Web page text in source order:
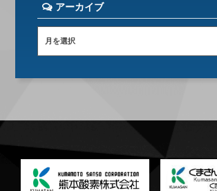
アーカイブ
月を選択